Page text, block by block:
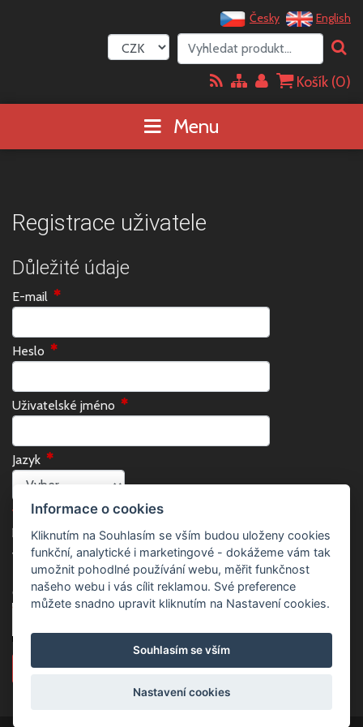
Česky English
Košík (0)
Menu
Registrace uživatele
Důležité údaje
E-mail
Heslo
Uživatelské jméno
Jazyk
Všeobecné podmínky
Vaše osobní údaje zpracováváme dle GDPR.
Opište znak po znaku
Informace o cookies
Kliknutím na Souhlasím se vším budou uloženy cookies
funkční, analytické i marketingové - dokážeme vám tak
umožnit pohodlné používání webu, měřit funkčnost
našeho webu i vás cílit reklamou. Své preference
můžete snadno upravit kliknutím na Nastavení cookies.
Souhlasím se vším
Nastavení cookies